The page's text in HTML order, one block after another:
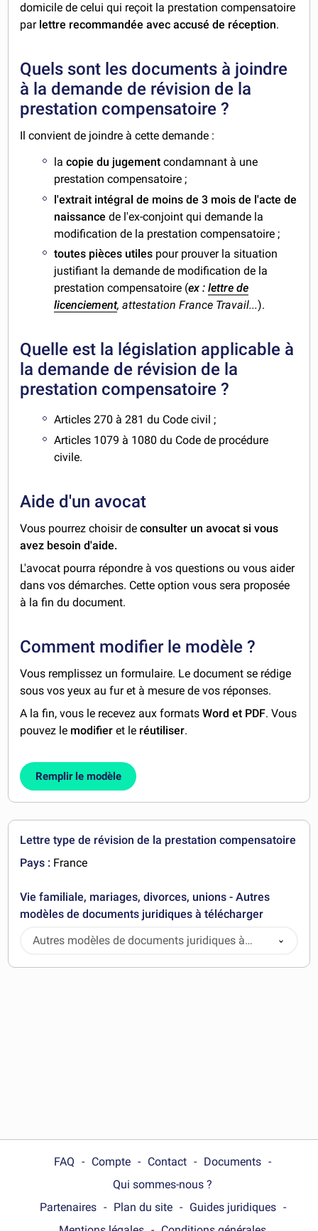
domicile de celui qui reçoit la prestation compensatoire
par lettre recommandée avec accusé de réception.
Quels sont les documents à joindre
à la demande de révision de la
prestation compensatoire ?
Il convient de joindre à cette demande :
lacopie du jugement condamnant à une
prestation compensatoire ;
l'extrait intégral de moins de 3 mois de l'acte de
naissancede l'ex-conjoint qui demande la
modification de la prestation compensatoire ;
toutes pièces utiles pour prouver la situation
justifiant la demande de modification de la
prestation compensatoire (ex :lettre de
licenciement, attestation France Travail...).
Quelle est la législation applicable à
la demande de révision de la
prestation compensatoire ?
Articles 270 à 281 du Code civil ;
Articles 1079 à 1080 du Code de procédure
civile.
Aide d'un avocat
Vous pourrez choisir deconsulter un avocat si vous
avez besoin d'aide.
L'avocat pourra répondre à vos questions ou vous aider
dans vos démarches. Cette option vous sera proposée
à la fin du document.
Comment modifier le modèle ?
Vous remplissez un formulaire. Le document se rédige
sous vos yeux au fur et à mesure de vos réponses.
A la fin, vous le recevez aux formatsWord et PDF. Vous
pouvez le modifier et le réutiliser.
Remplir le modèle
Lettre type de révision de la prestation compensatoire
Pays : France
Vie familiale, mariages, divorces, unions - Autres
modèles de documents juridiques à télécharger
Autres modèles de documents juridiques à
télécharger
FAQ Compte Contact
Documents
Qui sommes-nous ?
Partenaires
Plan du site
Guides juridiques